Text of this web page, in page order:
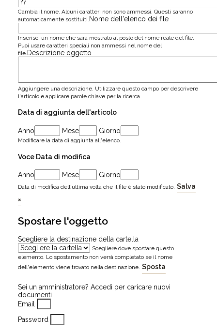
Cambia il nome. Alcuni caratteri non sono ammessi. Questi saranno
automaticamente sostituiti. Nome dell'elenco dei file
Inserisci un nome che sarà mostrato al posto del nome reale del file.
Puoi usare caratteri speciali non ammessi nel nome del
file. Descrizione oggetto
Aggiungere una descrizione. Utilizzare questo campo per descrivere
l'articolo e applicare parole chiave per la ricerca.
Data di aggiunta dell'articolo
Anno Mese Giorno
Modificare la data di aggiunta all'elenco.
Voce Data di modifica
Anno Mese Giorno
Data di modifica dell'ultima volta che il file è stato modificato. Salva
×
Spostare l'oggetto
Scegliere la destinazione della cartella
Scegliere dove spostare questo
elemento. Lo spostamento non verrà completato se il nome
dell'elemento viene trovato nella destinazione. Sposta
Sei un amministratore? Accedi per caricare nuovi
documenti
Email
Password